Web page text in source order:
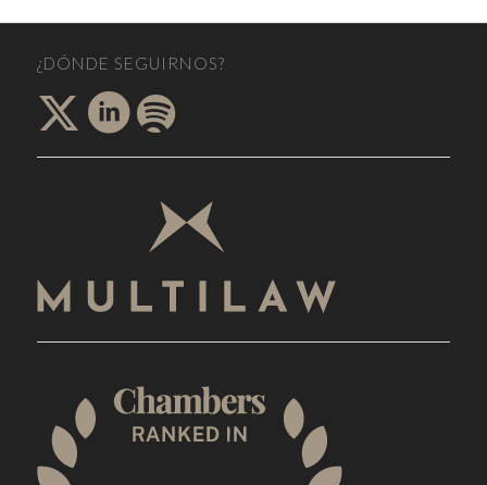
¿DÓNDE SEGUIRNOS?